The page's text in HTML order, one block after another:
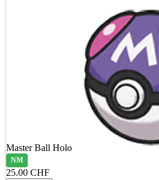
Master Ball Holo
NM
25.00 CHF